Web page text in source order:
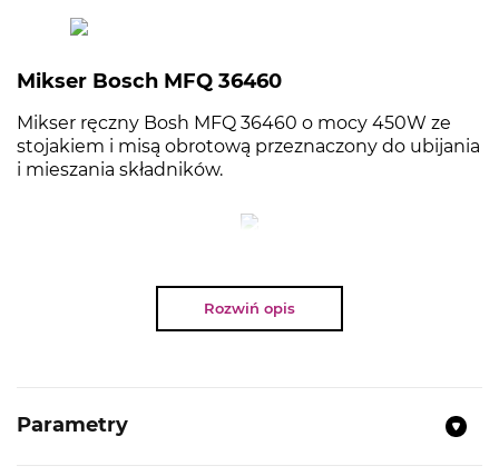
Mikser Bosch MFQ 36460
Mikser ręczny Bosh MFQ 36460 o mocy 450W ze
stojakiem i misą obrotową przeznaczony do ubijania
i mieszania składników.
Miękki uchwyt, duże przyciski, ergonomiczny
Wygodna obsługa dzięki stojakowi z misą
Rozwiń opis
Parametry